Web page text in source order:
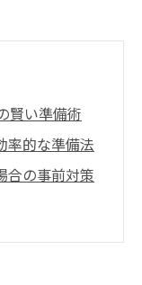
賢い準備術
率的な準備法
合の事前対策